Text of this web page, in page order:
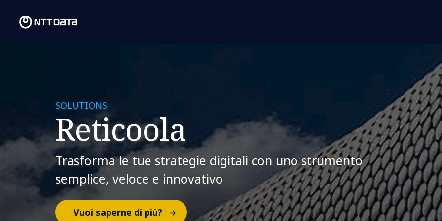
SOLUTIONS
Reticoola
Trasforma le tue strategie digitali con uno strumento
semplice, veloce e innovativo
Vuoi saperne di più?